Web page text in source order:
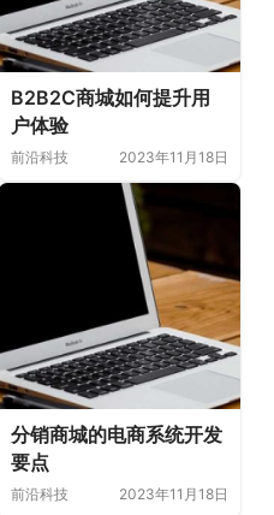
B2B2C商城如何提升用
户体验
前沿科技 2023年11月18日
分销商城的电商系统开发
要点
前沿科技 2023年11月18日